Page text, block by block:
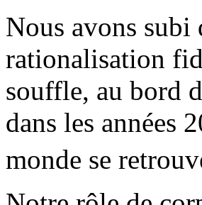
Nous avons subi
rationalisation
souffle, au bord
dans les années
monde se